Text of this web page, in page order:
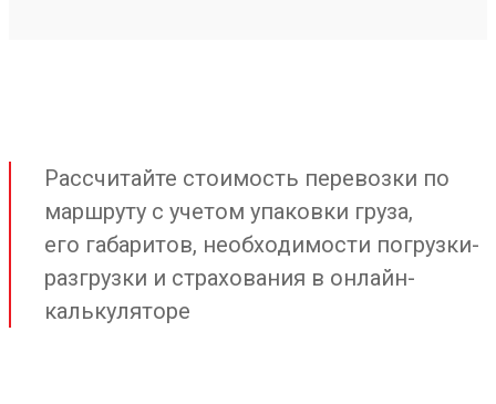
Рассчитайте стоимость перевозки по
маршруту с учетом упаковки груза,
его габаритов, необходимости погрузки-
разгрузки и страхования в онлайн-
калькуляторе